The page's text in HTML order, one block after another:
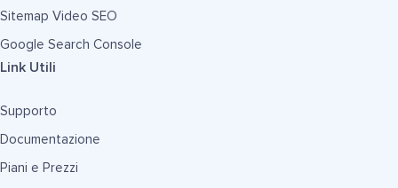
Sitemap Video SEO
Google Search Console
Link Utili
Supporto
Documentazione
Piani e Prezzi